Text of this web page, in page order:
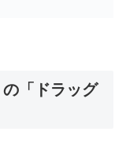
「ドラッグ